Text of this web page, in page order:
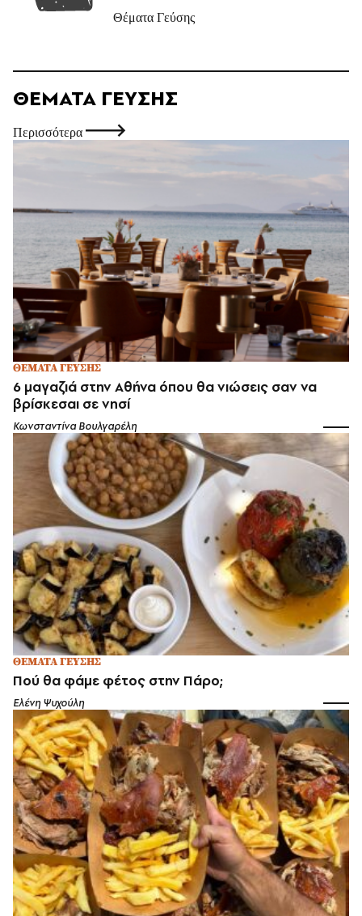
Θέματα Γεύσης
ΘΈΜΑΤΑ ΓΕΎΣΗΣ
Περισσότερα
ΘΕΜΑΤΑ ΓΕΥΣΗΣ
6 μαγαζιά στην Αθήνα όπου θα νιώσεις σαν να
βρίσκεσαι σε νησί
Κωνσταντίνα Βουλγαρέλη
ΘΕΜΑΤΑ ΓΕΥΣΗΣ
Πού θα φάμε φέτος στην Πάρο;
Ελένη Ψυχούλη